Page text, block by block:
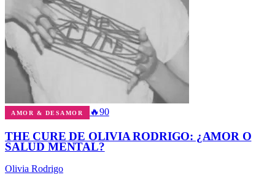
AMOR & DESAMOR 🔥90
THE CURE DE OLIVIA RODRIGO: ¿AMOR O
SALUD MENTAL?
Olivia Rodrigo